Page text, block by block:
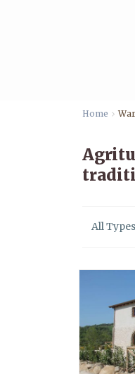
Home
All Types